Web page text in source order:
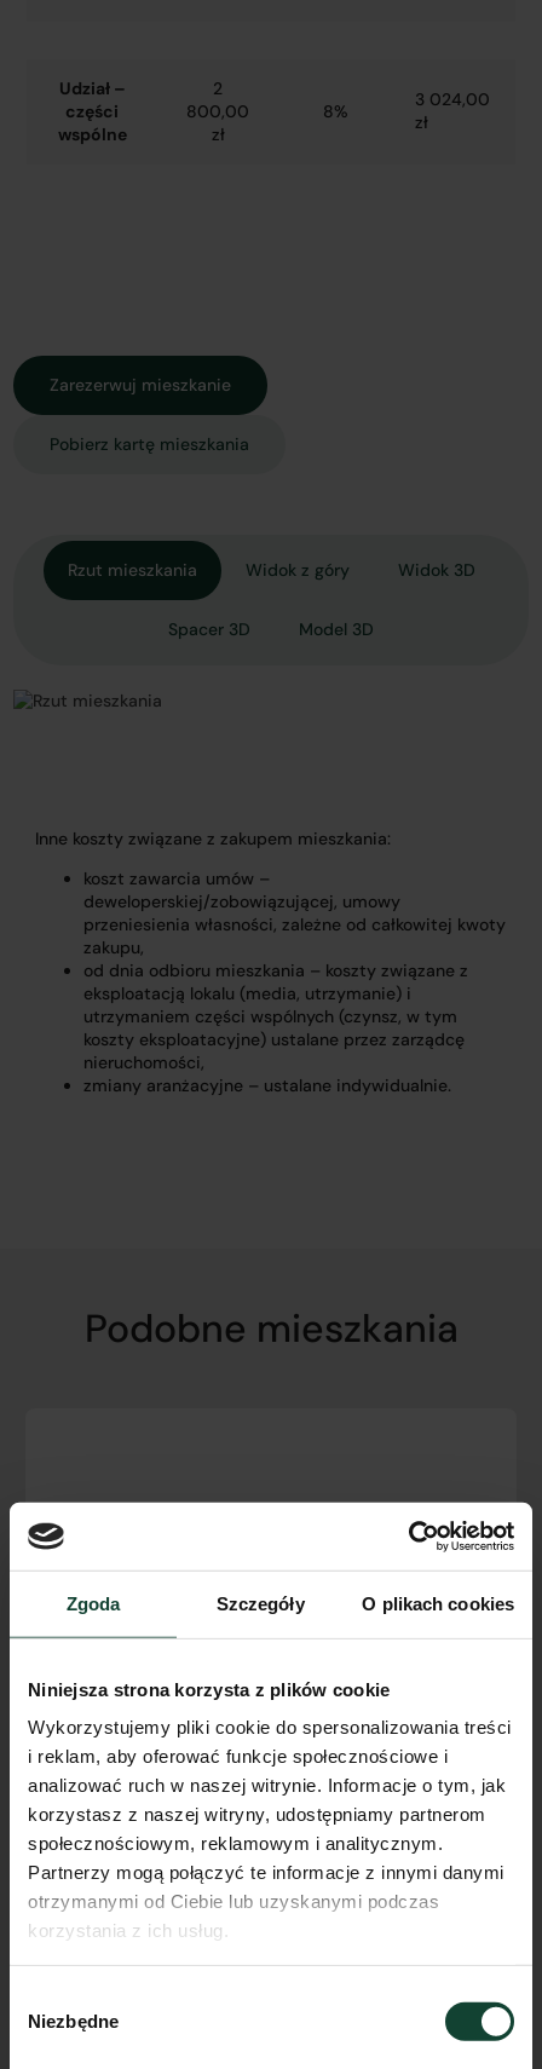
Zgoda Szczegóły O plikach cookies
Niniejsza strona korzysta z plików cookie
Wykorzystujemy pliki cookie do spersonalizowania treści
i reklam, aby oferować funkcje społecznościowe i
analizować ruch w naszej witrynie. Informacje o tym, jak
korzystasz z naszej witryny, udostępniamy partnerom
społecznościowym, reklamowym i analitycznym.
Partnerzy mogą połączyć te informacje z innymi danymi
otrzymanymi od Ciebie lub uzyskanymi podczas
korzystania z ich usług.
zgody
Niezbędne
Rzut mieszkania Widok z góry Widok 3D
Spacer 3D Model 3D
Inne koszty związane z zakupem mieszkania:
koszt zawarcia umów –
deweloperskiej/zobowiązującej, umowy
przeniesienia własności, zależne od całkowitej kwoty
zakupu,
od dnia odbioru mieszkania – koszty związane z
eksploatacją lokalu (media, utrzymanie) i
utrzymaniem części wspólnych (czynsz, w tym
koszty eksploatacyjne) ustalane przez zarządcę
nieruchomości,
zmiany aranżacyjne – ustalane indywidualnie.
Udział –
części
wspólne
2
800,00
zł
8%
3 024,00
zł
Zarezerwuj mieszkanie
Pobierz kartę mieszkania
Podobne mieszkania
Mieszkanie F.A.15
Pokoje